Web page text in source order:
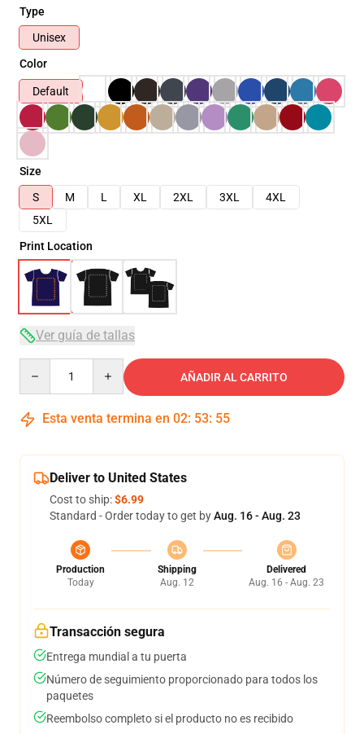
Type
Unisex
Color
Default
Size
S
M L XL 2XL 3XL
4XL
5XL
Print Location
Ver guía de tallas
AÑADIR AL CARRITO
Esta venta termina en 02: 53: 54
Deliver to United States
Cost to ship:$6.99
Standard - Order today to get byAug. 16 - Aug. 23
Production
Today
Shipping
Aug. 12
Delivered
Aug. 16 - Aug. 23
Transacción segura
Entrega mundial a tu puerta
Número de seguimiento proporcionado para todos los
paquetes
Reembolso completo si el producto no es recibido